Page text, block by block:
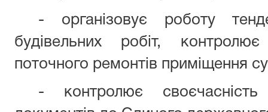
- організовує роботу
будівельних робіт,
поточного ремонтів приміщення
- контролює своєчасність